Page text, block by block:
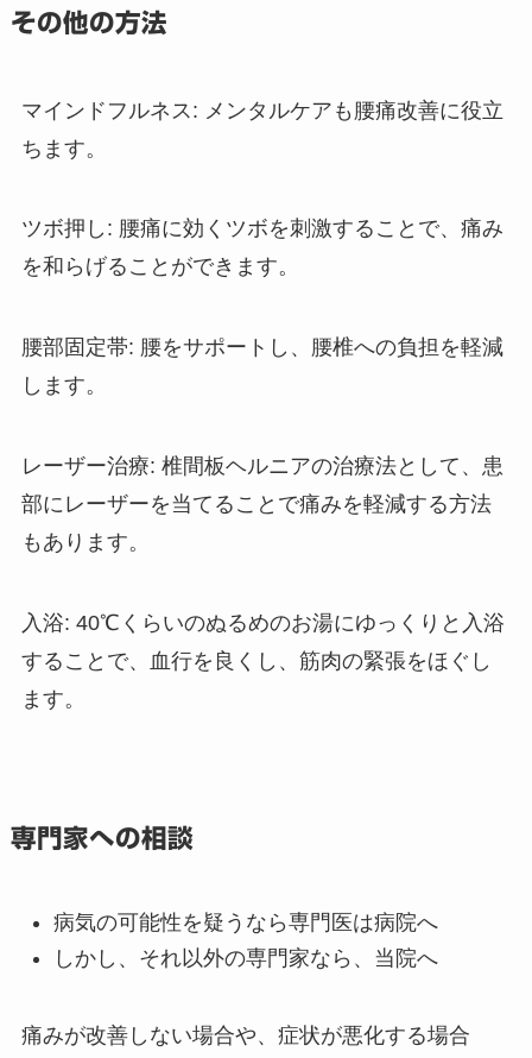
その他の方法
マインドフルネス : メンタルケアも腰痛改善に役立
ちます。
ツボ押し : 腰痛に効くツボを刺激することで、痛み
を和らげることができます。
腰部固定帯: 腰をサポートし、腰椎への負担を軽減
します。
レーザー治療: 椎間板ヘルニアの治療法として、患
部にレーザーを当てることで痛みを軽減する方法
もあります。
入浴: 40℃くらいのぬるめのお湯にゆっくりと入浴
することで、血行を良くし、筋肉の緊張をほぐし
ます。
専門家への相談
病気の可能性を疑うなら専門医は病院へ
しかし、それ以外の専門家なら、当院へ
痛みが改善しない場合や、症状が悪化する場合